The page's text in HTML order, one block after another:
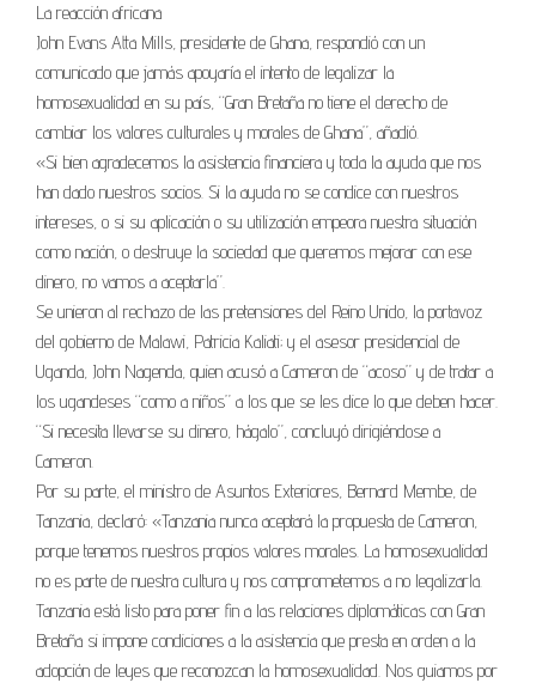
La reacción africana
John Evans Atta Mills, presidente de Ghana, respondió con un
comunicado que jamás apoyaría el intento de legalizar la
homosexualidad en su país, “Gran Bretaña no tiene el derecho de
cambiar los valores culturales y morales de Ghana”, añadió.
«Si bien agradecemos la asistencia financiera y toda la ayuda que nos
han dado nuestros socios. Si la ayuda no se condice con nuestros
intereses, o si su aplicación o su utilización empeora nuestra situación
como nación, o destruye la sociedad que queremos mejorar con ese
dinero, no vamos a aceptarla”.
Se unieron al rechazo de las pretensiones del Reino Unido, la portavoz
del gobierno de Malawi, Patricia Kaliati; y el asesor presidencial de
Uganda, John Nagenda, quien acusó a Cameron de “acoso” y de tratar a
los ugandeses “como a niños” a los que se les dice lo que deben hacer.
“Si necesita llevarse su dinero, hágalo”, concluyó dirigiéndose a
Cameron.
Por su parte, el ministro de Asuntos Exteriores, Bernard Membe, de
Tanzania, declaró: «Tanzania nunca aceptará la propuesta de Cameron,
porque tenemos nuestros propios valores morales. La homosexualidad
no es parte de nuestra cultura y nos comprometemos a no legalizarla.
Tanzania está listo para poner fin a las relaciones diplomáticas con Gran
Bretaña si impone condiciones a la asistencia que presta en orden a la
adopción de leyes que reconozcan la homosexualidad. Nos guiamos por